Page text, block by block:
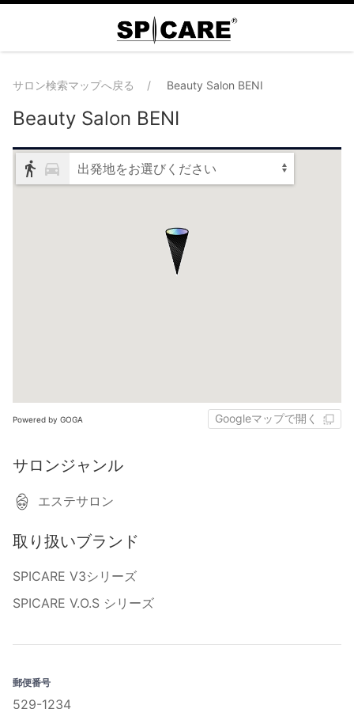
サロン検索マップへ戻る Beauty Salon BENI
Beauty Salon BENI
出発地をお選びください
Powered by GOGA Googleマップで開く
サロンジャンル
エステサロン
取り扱いブランド
SPICARE V3シリーズ
SPICARE V.O.S シリーズ
郵便番号
529-1234